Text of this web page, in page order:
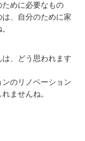
めに必要なもの
、自分のために家
、どう思われます
のリノベーション
ませんね。